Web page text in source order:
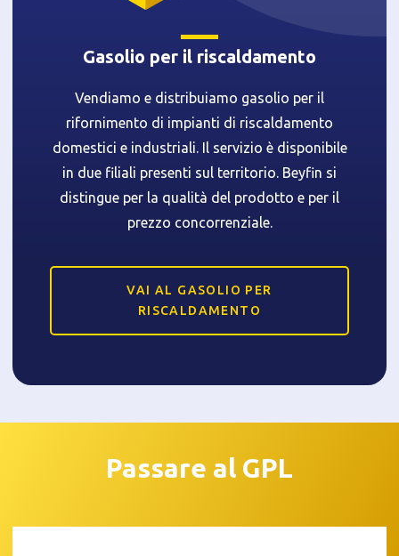
Gasolio per il riscaldamento
Vendiamo e distribuiamo gasolio per il
rifornimento di impianti di riscaldamento
domestici e industriali. Il servizio è disponibile
in due filiali presenti sul territorio. Beyfin si
distingue per la qualità del prodotto e per il
prezzo concorrenziale.
VAI AL GASOLIO PER
RISCALDAMENTO
Passare al GPL